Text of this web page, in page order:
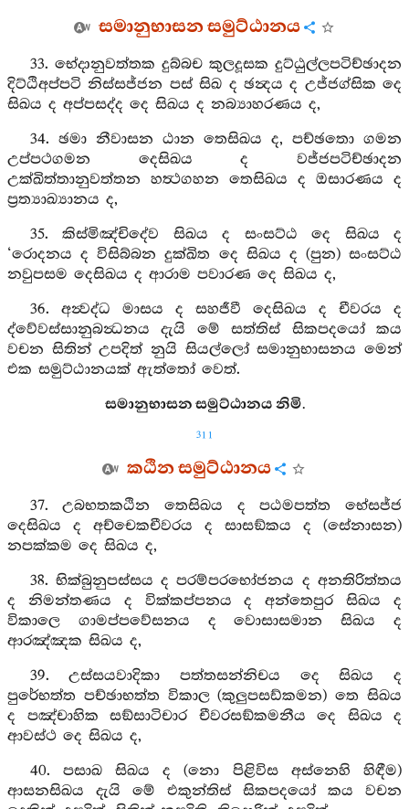
සමානුභාසන සමුට්ඨානය
33. භේදානුවත්තක දුබ්බච කුලදූසක දුට්ඨුල්ලපටිච්ඡාදන
දිට්ඨිඅප්පටි නිස්සජ්ජන පස් සිඛ ද ඡන්‍දය ද උජ්ජග්සික දෙ
සිඛය ද අප්පසද්ද දෙ සිඛය ද නබ්‍යාහරණය ද,
34. ඡමා නීවාසන ඨාන තෙසිඛය ද, පච්ඡතො ගමන
උප්පථගමන දෙසිඛය ද වජ්ජපටිච්ඡාදන
උක්ඛිත්තානුවත්තන හත්‍ථගහන තෙසිඛය ද ඔසාරණය ද
ප්‍රත්‍යාඛ්‍යානය ද,
35. කිස්මිඤ්චිදේව සිඛය ද සංසට්ඨ දෙ සිඛය ද
‘රොදනය ද විසිබ්බන දුක්ඛිත දෙ සිඛය ද (පුන) සංසට්ඨ
නවුපසම දෙසිඛය ද ආරාම පවාරණ දෙ සිඛය ද,
36. අන්‍වද්ධ මාසය ද සහජීවී දෙසිඛය ද චීවරය ද
ද්වේවස්සානුබන්‍ධනය දැයි මේ සත්තිස් සිකපදයෝ කය
වචන සිතින් උපදිත් නුයි සියල්ලෝ සමානුභාසනය මෙන්
එක සමුට්ඨානයක් ඇත්තෝ වෙත්.
සමානුභාසන සමුට්ඨානය නිමි.
311
කඨින සමුට්ඨානය
37. උබභතකඨින තෙසිඛය ද පඨමපත්ත භේසජ්ජ
දෙසිඛය ද අච්චෙකචීවරය ද සාසඞ්කය ද (සේනාසන)
නපක්කම දෙ සිඛය ද,
38. භික්බුනුපස්සය ද පරම්පරභෝජනය ද අනතිරිත්තය
ද නිමන්තණය ද වික්කප්පනය ද අන්තෙපුර සිඛය ද
විකාලෙ ගාමප්පවේසනය ද වොසාසමාන සිඛය ද
ආරඤ්ඤක සිඛය ද,
39. උස්සයවාදිකා පත්තසන්නිචය දෙ සිඛය ද
පුරේභත්ත පච්ඡාභත්ත විකාල (කුලුපසඩ්කමන) තෙ සිඛය
ද පඤ්චාහික සඞ්සාටිචාර චීවරසඞ්කමනීය දෙ සිඛය ද
ආවස්ථ දෙ සිඛය ද,
40. පසාඛ සිඛය ද (නො පිළිවිස අස්නෙහි හිඳීම)
ආසනසිඛය දැයි මේ එකුන්තිස් සිකපදයෝ කය වචන